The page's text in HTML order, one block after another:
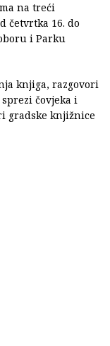
na treći
četvrtka 16. do
i Parku
knjiga, razgovori
čovjeka i
gradske knjižnice